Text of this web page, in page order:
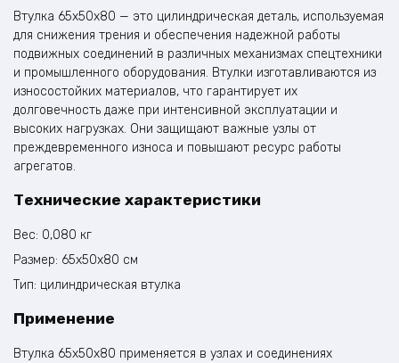
Втулка 65x50x80 — это цилиндрическая деталь, используемая
для снижения трения и обеспечения надежной работы
подвижных соединений в различных механизмах спецтехники
и промышленного оборудования. Втулки изготавливаются из
износостойких материалов, что гарантирует их
долговечность даже при интенсивной эксплуатации и
высоких нагрузках. Они защищают важные узлы от
преждевременного износа и повышают ресурс работы
агрегатов.
Технические характеристики
Вес: 0,080 кг
Размер: 65x50x80 см
Тип: цилиндрическая втулка
Применение
Втулка 65x50x80 применяется в узлах и соединениях